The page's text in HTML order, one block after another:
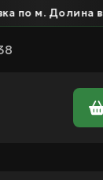
по м. Долина